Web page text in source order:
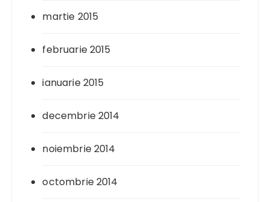
martie 2015
februarie 2015
ianuarie 2015
decembrie 2014
noiembrie 2014
octombrie 2014